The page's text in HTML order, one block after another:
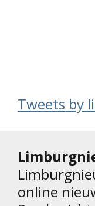
Tweets by
online